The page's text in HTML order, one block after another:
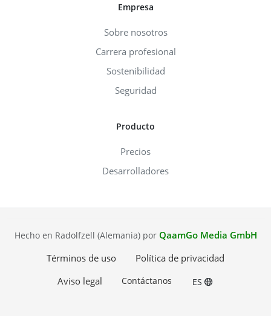
Empresa
Sobre nosotros
Carrera profesional
Sostenibilidad
Seguridad
Producto
Precios
Desarrolladores
Hecho en Radolfzell (Alemania) por QaamGo Media GmbH
Términos de uso
Política de privacidad
Aviso legal
Contáctanos ES